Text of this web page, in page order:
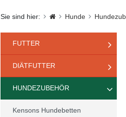
Sie sind hier: Hunde
FUTTER
DIÄTFUTTER
HUNDEZUBEHÖR
Kensons Hundebetten